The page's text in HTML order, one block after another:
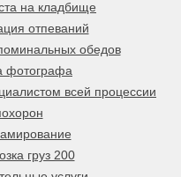
на кладбище
отпеваний
обедов
фотографа
всей процессии
груз 200